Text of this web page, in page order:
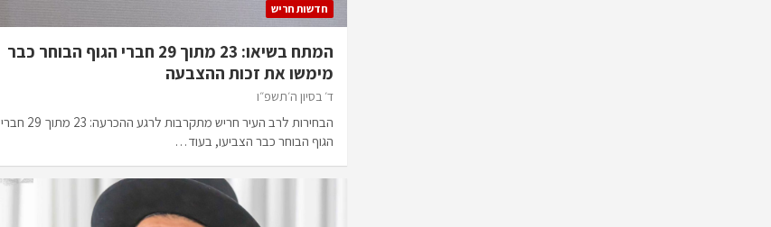
חדשות חריש
המתח בשיאו: 23 מתוך 29 חברי הגוף הבוחר כבר
מימשו את זכות ההצבעה
ד׳ בסיון ה׳תשפ״ו
הבחירות לרב העיר חריש מתקרבות לרגע ההכרעה: 23 מתוך 29 חברי
הגוף הבוחר כבר הצביעו, בעוד…